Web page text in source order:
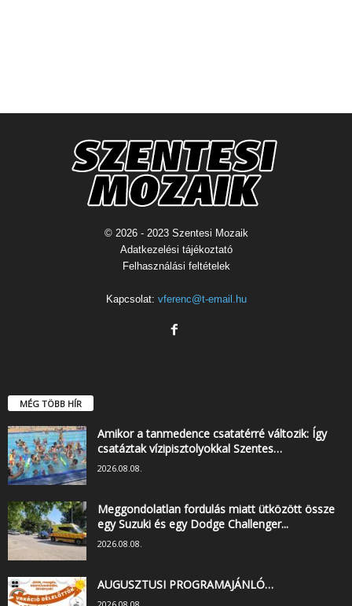
© 2026 - 2023 Szentesi Mozaik
Adatkezelési tájékoztató
Felhasználási feltételek
Kapcsolat: vferenc@t-email.hu
MÉG TÖBB HÍR
Amikor a tanmedence csatatérré változik: Így
csatáztak vízipisztolyokkal Szentes…
2026.08.08.
Meggondolatlan fordulás miatt ütközött össze
egy Suzuki és egy Dodge Challenger...
2026.08.08.
AUGUSZTUSI PROGRAMAJÁNLÓ…